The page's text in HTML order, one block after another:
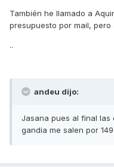
También he llamado a
presupuesto por mail,
..
andeu dijo:
Jasana pues al final las
gandia me salen por